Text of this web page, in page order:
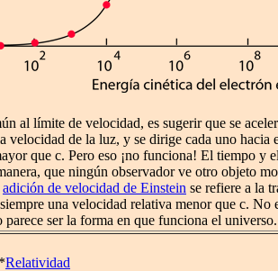
al límite de velocidad, es sugerir que se
velocidad de la luz, y se dirige cada uno hacia
que c. Pero eso ¡no funciona! El tiempo y
que ningún observador ve otro objeto
adición de velocidad de Einstein se refiere a la
una velocidad relativa menor que c. No
parece ser la forma en que funciona el universo.
Relatividad